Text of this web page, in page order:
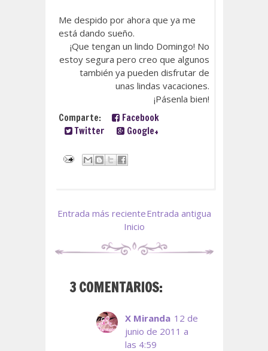
Me despido por ahora que ya me
está dando sueño.
¡Que tengan un lindo Domingo! No
estoy segura pero creo que algunos
también ya pueden disfrutar de
unas lindas vacaciones.
¡Pásenla bien!
Comparte:
Facebook
Twitter
Google+
Entrada más recienteEntrada antigua
Inicio
3 COMENTARIOS:
X Miranda 12 de
junio de 2011 a
las 4:59